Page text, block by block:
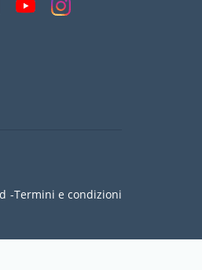
Termini e condizioni